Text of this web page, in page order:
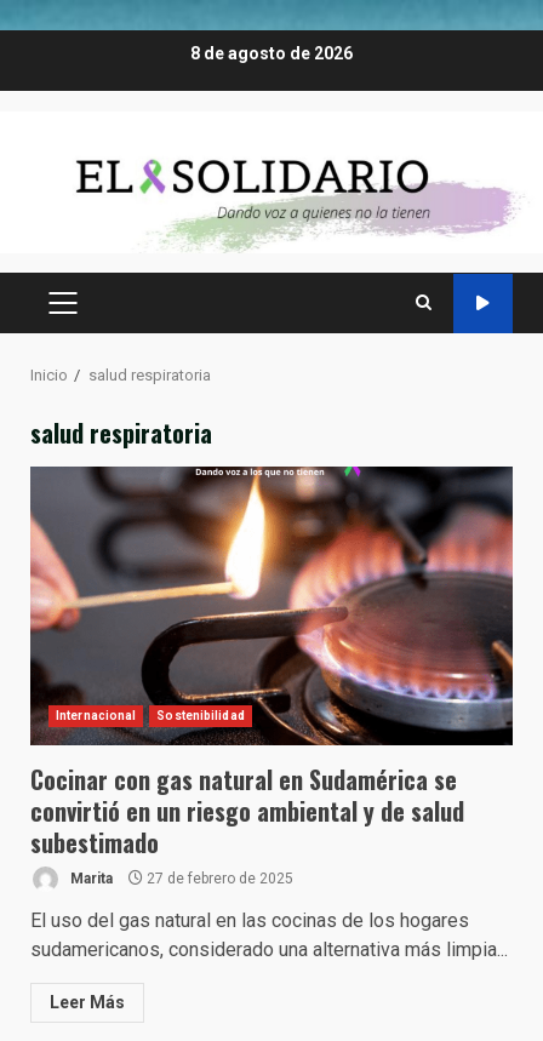
8 de agosto de 2026
MENÚ
Inicio salud respiratoria
salud respiratoria
Internacional Sostenibilidad
Cocinar con gas natural en Sudamérica se
convirtió en un riesgo ambiental y de salud
subestimado
Marita 27 de febrero de 2025
El uso del gas natural en las cocinas de los hogares
sudamericanos, considerado una alternativa más limpia...
Leer Más